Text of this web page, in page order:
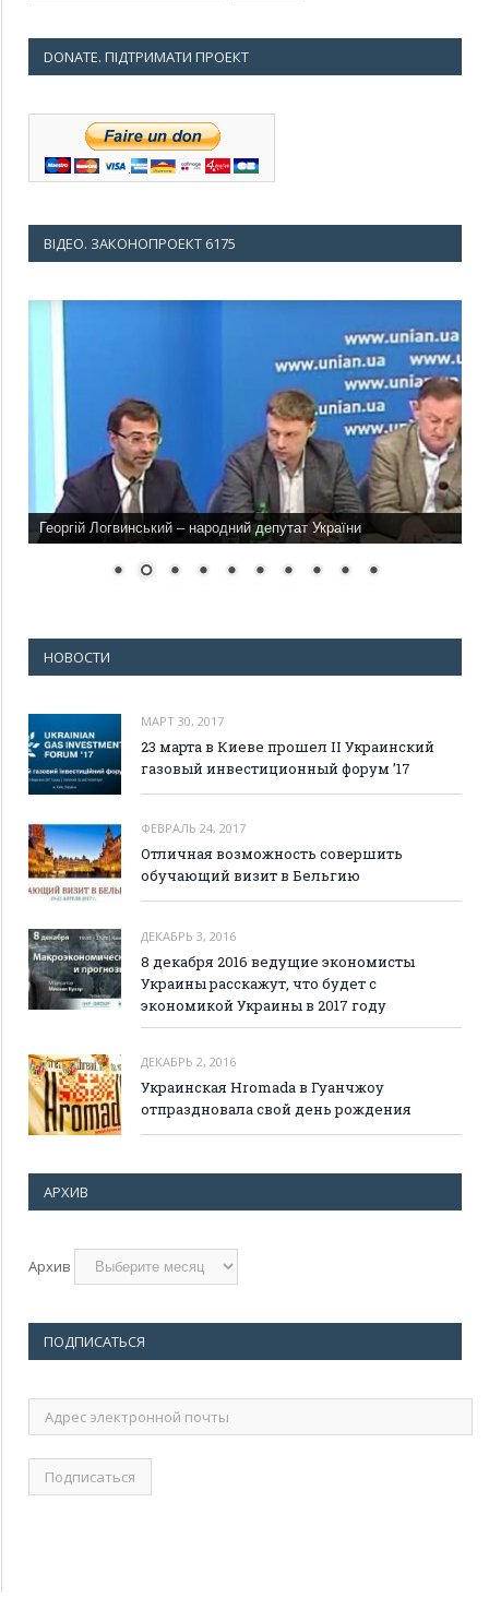
DONATE. ПІДТРИМАТИ ПРОЕКТ
ВІДЕО. ЗАКОНОПРОЕКТ 6175
Георгій Логвинський – народний депутат України
НОВОСТИ
МАРТ 30, 2017
23 марта в Киеве прошел II Украинский
газовый инвестиционный форум ’17
ФЕВРАЛЬ 24, 2017
Отличная возможность совершить
обучающий визит в Бельгию
ДЕКАБРЬ 3, 2016
8 декабря 2016 ведущие экономисты
Украины расскажут, что будет с
экономикой Украины в 2017 году
ДЕКАБРЬ 2, 2016
Украинская Hromada в Гуанчжоу
отпраздновала свой день рождения
АРХИВ
Архив
ПОДПИСАТЬСЯ
Адрес
электронной